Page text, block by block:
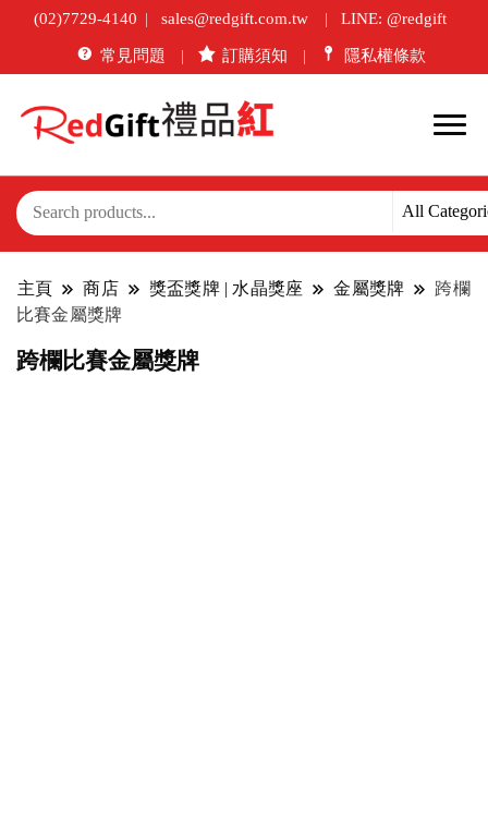
(02)7729-4140 sales@redgift.com.tw LINE: @redgift
常見問題 訂購須知 隱私權條款
主頁 商店 獎盃獎牌 | 水晶獎座 金屬獎牌
跨欄
比賽金屬獎牌
跨欄比賽金屬獎牌